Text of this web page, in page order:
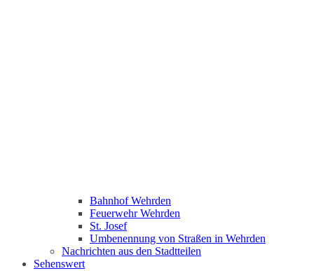
Bahnhof Wehrden
Feuerwehr Wehrden
St. Josef
Umbenennung von Straßen in Wehrden
Nachrichten aus den Stadtteilen
Sehenswert